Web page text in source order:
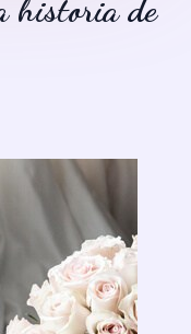
historia de